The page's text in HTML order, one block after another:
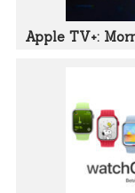
Apple TV+: